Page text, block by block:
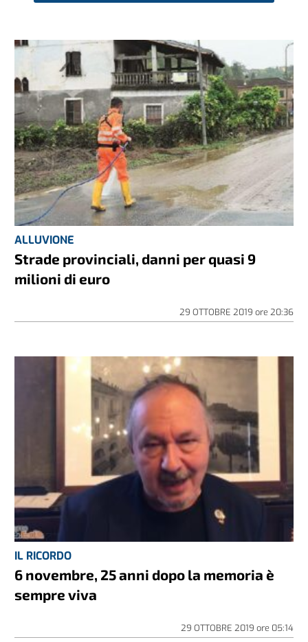
ALLUVIONE
Strade provinciali, danni per quasi 9
milioni di euro
29 OTTOBRE 2019 ore 20:36
IL RICORDO
6 novembre, 25 anni dopo la memoria è
sempre viva
29 OTTOBRE 2019 ore 05:14